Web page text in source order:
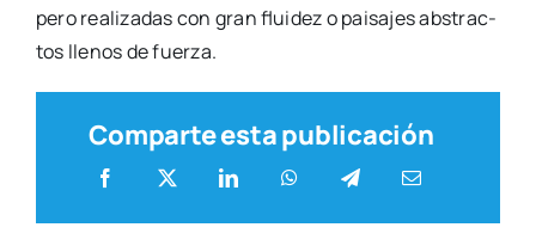
pero rea­li­za­das con gran flui­dez o pai­sa­jes abs­trac­
tos lle­nos de fuer­za.
Comparte esta publicación